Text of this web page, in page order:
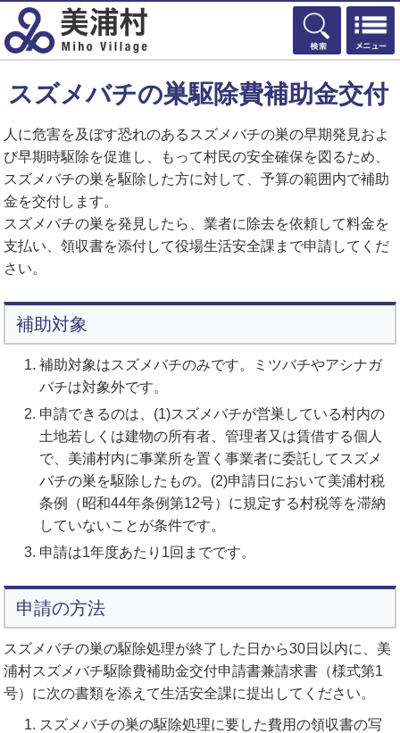
検索
スズメバチの巣駆除費補助金交付
人に危害を及ぼす恐れのあるスズメバチの巣の早期発見およ
び早期時駆除を促進し、もって村民の安全確保を図るため、
スズメバチの巣を駆除した方に対して、予算の範囲内で補助
金を交付します。
スズメバチの巣を発見したら、業者に除去を依頼して料金を
支払い、領収書を添付して役場生活安全課まで申請してくだ
さい。
補助対象
補助対象はスズメバチのみです。ミツバチやアシナガ
バチは対象外です。
申請できるのは、(1)スズメバチが営巣している村内の
土地若しくは建物の所有者、管理者又は賃借する個人
で、美浦村内に事業所を置く事業者に委託してスズメ
バチの巣を駆除したもの。(2)申請日において美浦村税
条例（昭和44年条例第12号）に規定する村税等を滞納
していないことが条件です。
申請は1年度あたり1回までです。
申請の方法
スズメバチの巣の駆除処理が終了した日から30日以内に、美
浦村スズメバチ駆除費補助金交付申請書兼請求書（様式第1
号）に次の書類を添えて生活安全課に提出してください。
スズメバチの巣の駆除処理に要した費用の領収書の写